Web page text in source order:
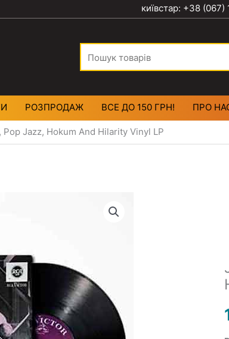
київстар: +38 (067)
РОЗПРОДАЖ ВСЕ ДО 150 ГРН! ПРО
Jazz, Hokum And Hilarity Vinyl LP